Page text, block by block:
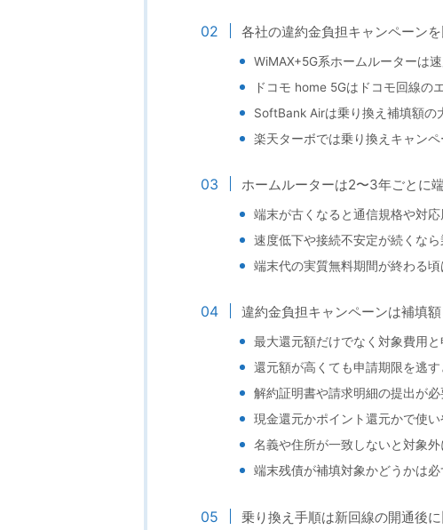
各社の違約金負担キャンペーン
WiMAX+5G系ホームルーターは
ドコモ home 5Gはドコモ回線の
SoftBank Airは乗り換え補填額の
楽天ターボでは乗り換えキャン
ホームルーターは2〜3年ごとに
端末が古くなると通信規格や対
速度低下や接続不安定が続くな
端末代の実質無料期間が終わる
違約金負担キャンペーンは補填
最大還元額だけでなく対象費用
還元額が高くても申請期限を逃
解約証明書や請求明細の提出が
現金還元かポイント還元かで使
名義や住所が一致しないと対象
端末残債が補填対象かどうかは必
乗り換え手順は新回線の開通後